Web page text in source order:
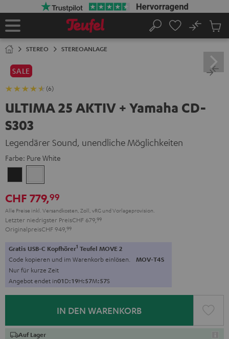
Startseite
Suche
No
STEREO STEREOANLAGE
SALE
(6)
ULTIMA 25 AKTIV + Yamaha CD-
S303
Legendärer Sound, unendliche Möglichkeiten
Farbe: Pure White
Black White
CHF 779,99
Alle Preise inkl. Versandkosten, Zoll, vRG und Vorlageprovision.
Letzter niedrigster PreisCHF 679, 99
OriginalpreisCHF 949, 99
Gratis USB-C Kopfhörer1 Teufel MOVE 2
Code kopieren und im Warenkorb einlösen. MOV-T4S
Nur für kurze Zeit
Angebot endet in01D:19H:57M:56S
IN DEN WARENKORB
Auf Lager